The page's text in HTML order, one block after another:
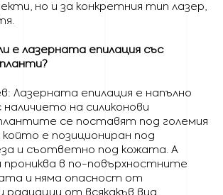
но и за конкретния тип лазер,
е лазерната епилация със
Лазерната епилация е напълно
на силиконови
се поставят под големия
който е позициониран под
и съответно под кожата. А
прониква в по-повърхностните
и няма опасност от
радиации от всякакъв вид.